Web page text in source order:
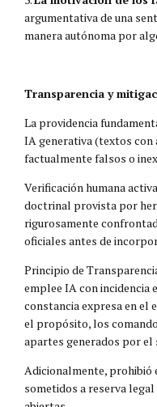
argumentativa de una
manera autónoma por
Transparencia y
La providencia
IA generativa (textos con
factualmente falsos o
Verificación humana
doctrinal provista por
rigurosamente
oficiales antes de
Principio de
emplee IA con incidencia
constancia expresa en el
el propósito, los
apartes generados por el
Adicionalmente, prohibió
sometidos a reserva